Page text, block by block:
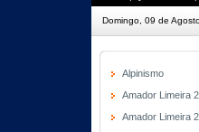
Domingo, 09 de
Alpinismo
Amador Limeira
Amador Limeira